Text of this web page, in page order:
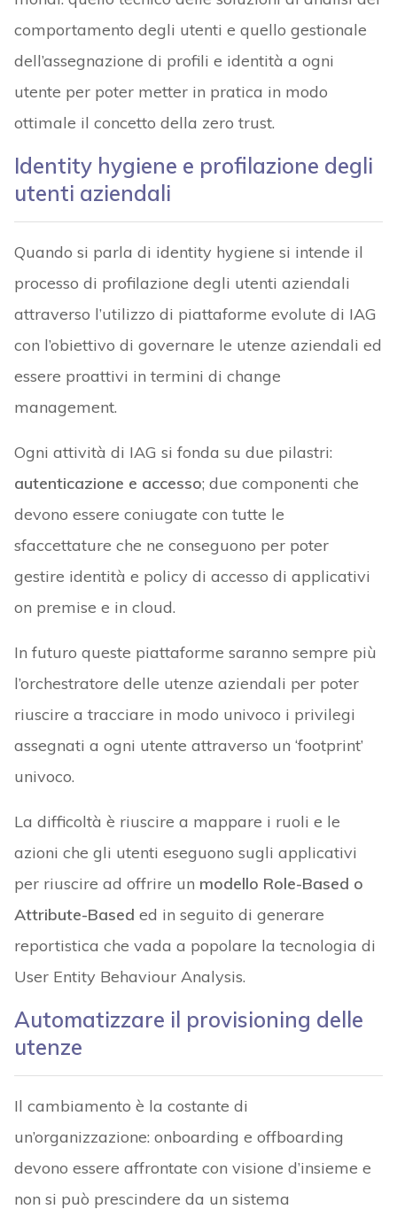
comportamento degli utenti e quello gestionale
dell’assegnazione di profili e identità a ogni
utente per poter metter in pratica in modo
ottimale il concetto della zero trust.
Identity hygiene e profilazione degli
utenti aziendali
Quando si parla di identity hygiene si intende il
processo di profilazione degli utenti aziendali
attraverso l’utilizzo di piattaforme evolute di IAG
con l’obiettivo di governare le utenze aziendali ed
essere proattivi in termini di change
management.
Ogni attività di IAG si fonda su due pilastri:
autenticazione e accesso; due componenti che
devono essere coniugate con tutte le
sfaccettature che ne conseguono per poter
gestire identità e policy di accesso di applicativi
on premise e in cloud.
In futuro queste piattaforme saranno sempre più
l’orchestratore delle utenze aziendali per poter
riuscire a tracciare in modo univoco i privilegi
assegnati a ogni utente attraverso un ‘footprint’
univoco.
La difficoltà è riuscire a mappare i ruoli e le
azioni che gli utenti eseguono sugli applicativi
per riuscire ad offrire un modello Role-Based o
Attribute-Based ed in seguito di generare
reportistica che vada a popolare la tecnologia di
User Entity Behaviour Analysis.
Automatizzare il provisioning delle
utenze
Il cambiamento è la costante di
un’organizzazione: onboarding e offboarding
devono essere affrontate con visione d’insieme e
non si può prescindere da un sistema